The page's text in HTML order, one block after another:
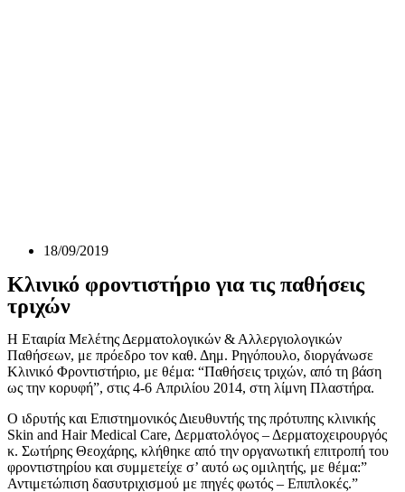
18/09/2019
Κλινικό φροντιστήριο για τις παθήσεις
τριχών
Η Εταιρία Μελέτης Δερματολογικών & Αλλεργιολογικών
Παθήσεων, με πρόεδρο τον καθ. Δημ. Ρηγόπουλο, διοργάνωσε
Κλινικό Φροντιστήριο, με θέμα: “Παθήσεις τριχών, από τη βάση
ως την κορυφή”, στις 4-6 Απριλίου 2014, στη λίμνη Πλαστήρα.
Ο ιδρυτής και Επιστημονικός Διευθυντής της πρότυπης κλινικής
Skin and Hair Medical Care, Δερματολόγος – Δερματοχειρουργός
κ. Σωτήρης Θεοχάρης, κλήθηκε από την οργανωτική επιτροπή του
φροντιστηρίου και συμμετείχε σ’ αυτό ως ομιλητής, με θέμα:”
Αντιμετώπιση δασυτριχισμού με πηγές φωτός – Επιπλοκές.”